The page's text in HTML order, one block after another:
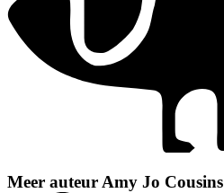
Meer auteur Amy Jo Cousins